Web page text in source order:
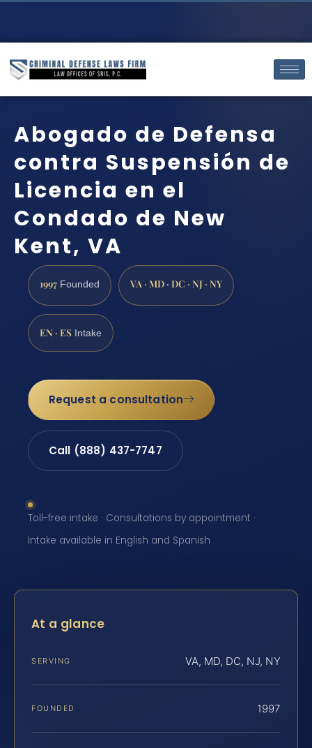
Abogado de Defensa
contra Suspensión de
Licencia en el
Condado de New
Kent, VA
1997 Founded VA · MD · DC · NJ · NY
EN · ES Intake
Request a consultation
Call (888) 437-7747
Toll-free intake · Consultations by appointment ·
Intake available in English and Spanish
At a glance
SERVING VA, MD, DC, NJ, NY
FOUNDED 1997